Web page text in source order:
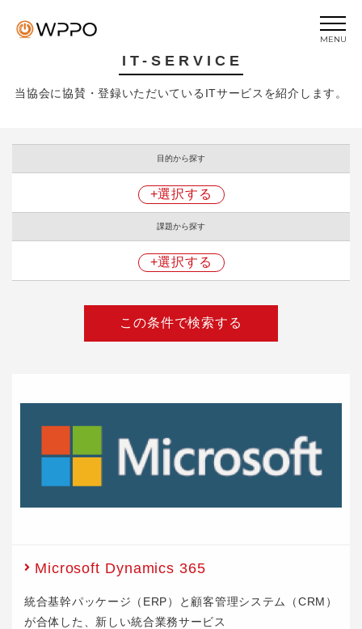
MENU
IT-SERVICE
当協会に協賛・登録いただいているITサービスを紹介します。
目的から探す
+選択する
課題から探す
+選択する
この条件で検索する
Microsoft Dynamics 365
統合基幹パッケージ（ERP）と顧客管理システム（CRM）
が合体した、新しい統合業務サービス